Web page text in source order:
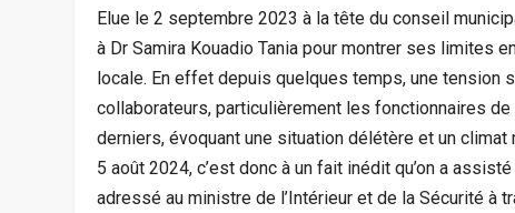
Elue le 2 septembre 2023 à la tête du conseil
à Dr Samira Kouadio Tania pour montrer ses limites
locale. En effet depuis quelques temps, une tension
collaborateurs, particulièrement les fonctionnaires de
derniers, évoquant une situation délétère et un
5 août 2024, c’est donc à un fait inédit qu’on a
adressé au ministre de l’Intérieur et de la Sécurité à